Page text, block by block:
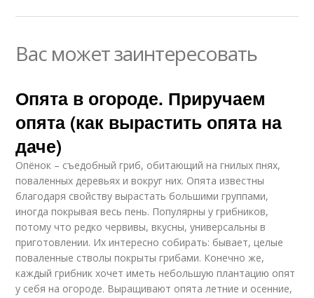
Вас может заинтересовать
Опята в огороде. Приручаем
опята (как вырастить опята на
даче)
Опёнок – съедобный гриб, обитающий на гнилых пнях,
поваленных деревьях и вокруг них. Опята известны
благодаря свойству вырастать большими группами,
иногда покрывая весь пень. Популярны у грибников,
потому что редко червивы, вкусны, универсальны в
приготовлении. Их интересно собирать: бывает, целые
поваленные стволы покрыты грибами. Конечно же,
каждый грибник хочет иметь небольшую плантацию опят
у себя на огороде. Выращивают опята летние и осенние,